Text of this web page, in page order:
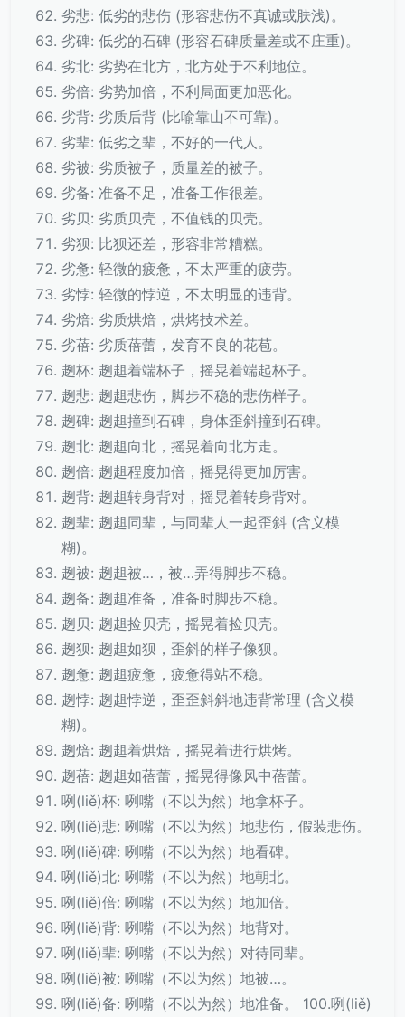
劣悲: 低劣的悲伤 (形容悲伤不真诚或肤浅)。
劣碑: 低劣的石碑 (形容石碑质量差或不庄重)。
劣北: 劣势在北方，北方处于不利地位。
劣倍: 劣势加倍，不利局面更加恶化。
劣背: 劣质后背 (比喻靠山不可靠)。
劣辈: 低劣之辈，不好的一代人。
劣被: 劣质被子，质量差的被子。
劣备: 准备不足，准备工作很差。
劣贝: 劣质贝壳，不值钱的贝壳。
劣狈: 比狈还差，形容非常糟糕。
劣惫: 轻微的疲惫，不太严重的疲劳。
劣悖: 轻微的悖逆，不太明显的违背。
劣焙: 劣质烘焙，烘烤技术差。
劣蓓: 劣质蓓蕾，发育不良的花苞。
趔杯: 趔趄着端杯子，摇晃着端起杯子。
趔悲: 趔趄悲伤，脚步不稳的悲伤样子。
趔碑: 趔趄撞到石碑，身体歪斜撞到石碑。
趔北: 趔趄向北，摇晃着向北方走。
趔倍: 趔趄程度加倍，摇晃得更加厉害。
趔背: 趔趄转身背对，摇晃着转身背对。
趔辈: 趔趄同辈，与同辈人一起歪斜 (含义模
糊)。
趔被: 趔趄被…，被…弄得脚步不稳。
趔备: 趔趄准备，准备时脚步不稳。
趔贝: 趔趄捡贝壳，摇晃着捡贝壳。
趔狈: 趔趄如狈，歪斜的样子像狈。
趔惫: 趔趄疲惫，疲惫得站不稳。
趔悖: 趔趄悖逆，歪歪斜斜地违背常理 (含义模
糊)。
趔焙: 趔趄着烘焙，摇晃着进行烘烤。
趔蓓: 趔趄如蓓蕾，摇晃得像风中蓓蕾。
咧(liě)杯: 咧嘴（不以为然）地拿杯子。
咧(liě)悲: 咧嘴（不以为然）地悲伤，假装悲伤。
咧(liě)碑: 咧嘴（不以为然）地看碑。
咧(liě)北: 咧嘴（不以为然）地朝北。
咧(liě)倍: 咧嘴（不以为然）地加倍。
咧(liě)背: 咧嘴（不以为然）地背对。
咧(liě)辈: 咧嘴（不以为然）对待同辈。
咧(liě)被: 咧嘴（不以为然）地被…。
咧(liě)备: 咧嘴（不以为然）地准备。 100.咧(liě)